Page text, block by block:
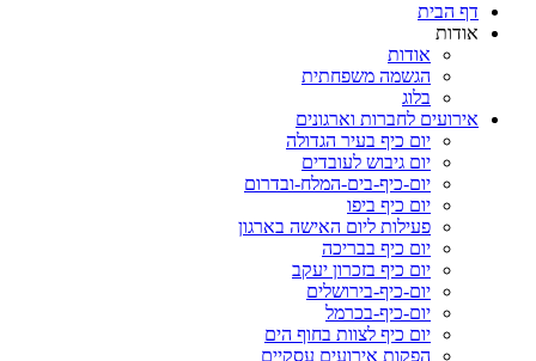
דף הבית
אודות
אודות
הגשמה משפחתית
בלוג
אירועים לחברות וארגונים
יום כיף בעיר הגדולה
יום גיבוש לעובדים
יום-כיף-בים-המלח-ובדרום
יום כיף ביפו
פעילות ליום האישה בארגון
יום כיף בבריכה
יום כיף בזכרון יעקב
יום-כיף-בירושלים
יום-כיף-בכרמל
יום כיף לצוות בחוף הים
הפקות אירועים עסקיים